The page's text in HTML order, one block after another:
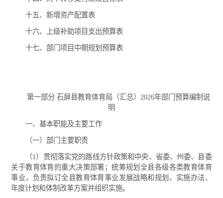
十五、新增资产配置表
十六、上级补助项目支出预算表
十七、部门项目中期规划预算表
第一部分 石屏县教育体育局（汇总）2026年部门预算编制说
明
一、基本职能及主要工作
（一）部门主要职责
（1）贯彻落实党的路线方针政策和中央、省委、州委、县委
关于教育体育的重大决策部署；统筹规划全县各级各类教育体育
事业，负责拟订全县教育体育事业发展战略和规划、实施办法、
年度计划和体制改革方案并组织实施。